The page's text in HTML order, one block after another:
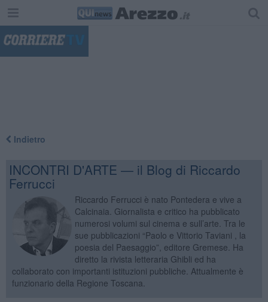
Indietro
INCONTRI D'ARTE — il Blog di Riccardo
Ferrucci
Riccardo Ferrucci è nato Pontedera e vive a
Calcinaia. Giornalista e critico ha pubblicato
numerosi volumi sul cinema e sull’arte. Tra le
sue pubblicazioni “Paolo e Vittorio Taviani , la
poesia del Paesaggio”, editore Gremese. Ha
diretto la rivista letteraria Ghibli ed ha
collaborato con importanti istituzioni pubbliche. Attualmente è
funzionario della Regione Toscana.